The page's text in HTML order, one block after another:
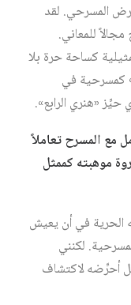
المسرحي. لقد
للمعاني.
كساحة حرة بلا
كمسرحية في
«هنري الرابع».
مع المسرح تعاملاً
موهبته كممثل
الحرية في أن يعيش
لكنني
أحرِّضه لاكتشاف